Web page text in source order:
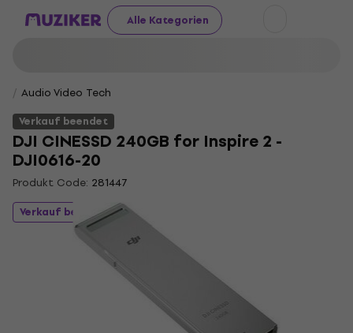
Alle Kategorien
Audio Video Tech
Verkauf beendet
DJI CINESSD 240GB for Inspire 2 -
DJI0616-20
Produkt Code: 281447
Verkauf beendet